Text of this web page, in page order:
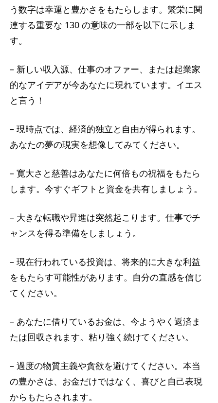
う数字は幸運と豊かさをもたらします。繁栄に関
連する重要な 130 の意味の一部を以下に示しま
す。
– 新しい収入源、仕事のオファー、または起業家
的なアイデアが今あなたに現れています。イエス
と言う！
– 現時点では、経済的独立と自由が得られます。
あなたの夢の現実を想像してみてください。
– 寛大さと慈善はあなたに何倍もの祝福をもたら
します。今すぐギフトと資金を共有しましょう。
– 大きな転職や昇進は突然起こります。仕事でチ
ャンスを得る準備をしましょう。
– 現在行われている投資は、将来的に大きな利益
をもたらす可能性があります。自分の直感を信じ
てください。
– あなたに借りているお金は、今ようやく返済ま
たは回収されます。粘り強く続けてください。
– 過度の物質主義や貪欲を避けてください。本当
の豊かさは、お金だけではなく、喜びと自己表現
からもたらされます。